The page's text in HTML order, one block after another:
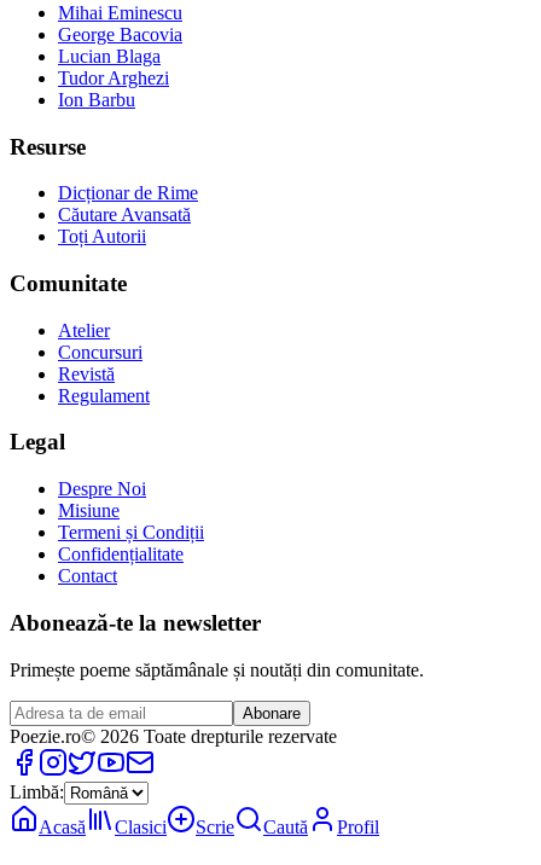
Mihai Eminescu
George Bacovia
Lucian Blaga
Tudor Arghezi
Ion Barbu
Resurse
Dicționar de Rime
Căutare Avansată
Toți Autorii
Comunitate
Atelier
Concursuri
Revistă
Regulament
Legal
Despre Noi
Misiune
Termeni și Condiții
Confidențialitate
Contact
Abonează-te la newsletter
Primește poeme săptămânale și noutăți din comunitate.
Abonare
Poezie.ro© 2026 Toate drepturile rezervate
Limbă:
Acasă
Clasici Scrie Caută Profil